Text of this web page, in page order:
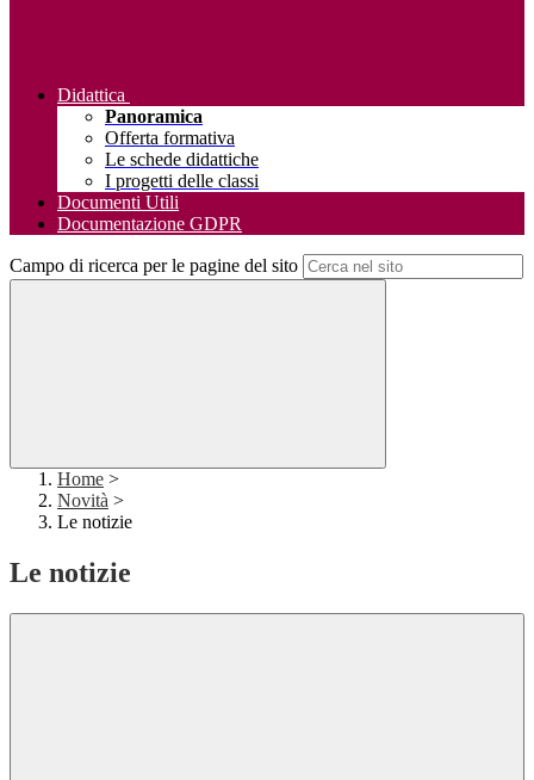
Didattica
Panoramica
Offerta formativa
Le schede didattiche
I progetti delle classi
Documenti Utili
Documentazione GDPR
Campo di ricerca per le pagine del sito
Home >
Novità >
Le notizie
Le notizie